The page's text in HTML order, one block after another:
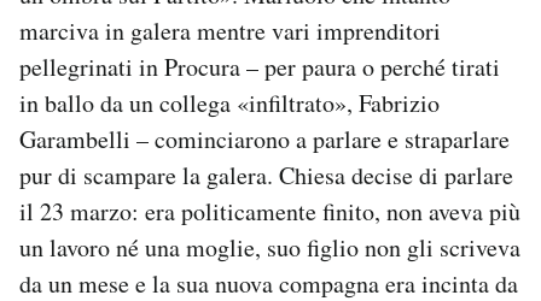
marciva in galera mentre vari imprenditori
pellegrinati in Procura – per paura o perché tirati
in ballo da un collega «infiltrato», Fabrizio
Garambelli – cominciarono a parlare e straparlare
pur di scampare la galera. Chiesa decise di parlare
il 23 marzo: era politicamente finito, non aveva più
un lavoro né una moglie, suo figlio non gli scriveva
da un mese e la sua nuova compagna era incinta da